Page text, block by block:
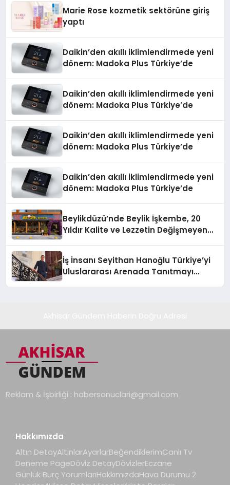
Marie Rose kozmetik sektörüne giriş
yaptı
Daikin’den akıllı iklimlendirmede yeni
dönem: Madoka Plus Türkiye’de
Daikin’den akıllı iklimlendirmede yeni
dönem: Madoka Plus Türkiye’de
Daikin’den akıllı iklimlendirmede yeni
dönem: Madoka Plus Türkiye’de
Daikin’den akıllı iklimlendirmede yeni
dönem: Madoka Plus Türkiye’de
Beylikdüzü’nde Beylik İşkembe, 20
Yıldır Kalite ve Lezzetin Değişmeyen
İş İnsanı Seyithan Hanoğlu Türkiye’yi
Uluslararası Arenada Tanıtmayı
Reklam & İşbirliği : habersonuclari@gmail.com
Hakkımızda
Altın DetayAltınlarAyarlarBeğendiklerimCanlı Tv
Deneme PageDöviz DetayDövizlerEczane
Günlük Burç YorumlarıHakkımızdaHava Durumu 2